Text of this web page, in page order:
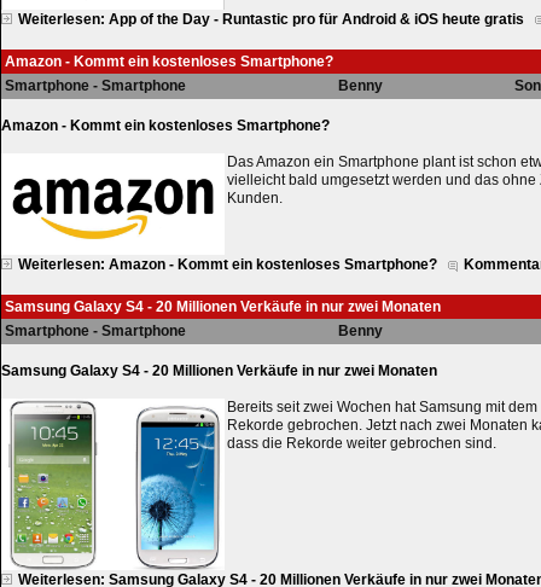
Weiterlesen: App of the Day - Runtastic pro für Android & iOS heute gratis
Amazon - Kommt ein kostenloses Smartphone?
Smartphone - Smartphone
Benny
Amazon - Kommt ein kostenloses Smartphone?
Das Amazon ein Smartphone plant ist schon
vielleicht bald umgesetzt werden und das ohne
Kunden.
Weiterlesen: Amazon - Kommt ein kostenloses Smartphone?
Samsung Galaxy S4 - 20 Millionen Verkäufe in nur zwei Monaten
Smartphone - Smartphone
Benny
Samsung Galaxy S4 - 20 Millionen Verkäufe in nur zwei Monaten
Bereits seit zwei Wochen hat Samsung mit dem
Rekorde gebrochen. Jetzt nach zwei Monaten
dass die Rekorde weiter gebrochen sind.
Weiterlesen: Samsung Galaxy S4 - 20 Millionen Verkäufe in nur zwei